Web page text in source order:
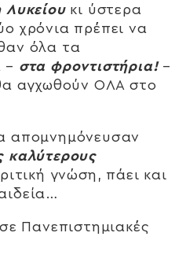
Λυκείουκι ύστερα
χρόνια πρέπει να
όλα τα
– στα φροντιστήρια!–
αγχωθούν ΟΛΑ στο
απομνημόνευσαν
καλύτερους
γνώση, πάει και
Πανεπιστημιακές